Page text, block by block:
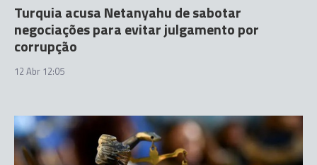
Turquia acusa Netanyahu de sabotar
negociações para evitar julgamento por
corrupção
12 Abr 12:05